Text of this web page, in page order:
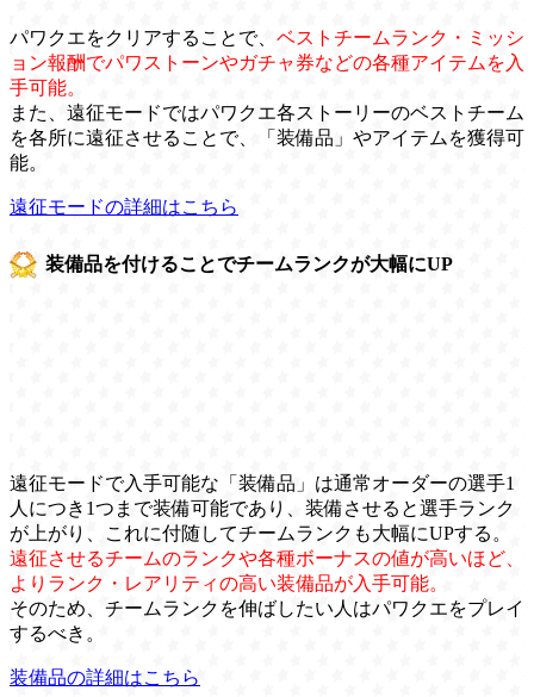
パワクエをクリアすることで、 ベストチームランク・ミッシ
ョン報酬でパワストーンやガチャ券などの各種アイテムを入
手可能。
また、遠征モードではパワクエ各ストーリーのベストチーム
を各所に遠征させることで、「装備品」やアイテムを獲得可
能。
遠征モードの詳細はこちら
装備品を付けることでチームランクが大幅にUP
遠征モードで入手可能な「装備品」は通常オーダーの選手1
人につき1つまで装備可能であり、装備させると選手ランク
が上がり、これに付随してチームランクも大幅にUPする。
遠征させるチームのランクや各種ボーナスの値が高いほど、
よりランク・レアリティの高い装備品が入手可能。
そのため、チームランクを伸ばしたい人はパワクエをプレイ
するべき。
装備品の詳細はこちら